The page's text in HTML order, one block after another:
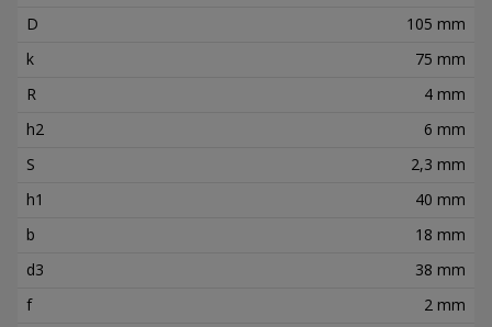
D
105 mm
k
75 mm
R
4 mm
h2
6 mm
S
2,3 mm
h1
40 mm
b
18 mm
d3
38 mm
f
2 mm